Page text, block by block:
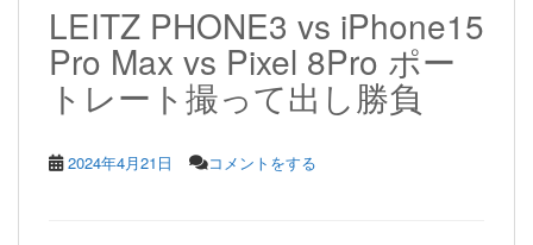
LEITZ PHONE3 vs iPhone15
Pro Max vs Pixel 8Pro ポー
トレート撮って出し勝負
2024年4月21日 コメントをする